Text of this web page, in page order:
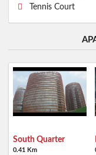
Tennis Court
South Quarter
0.41 Km